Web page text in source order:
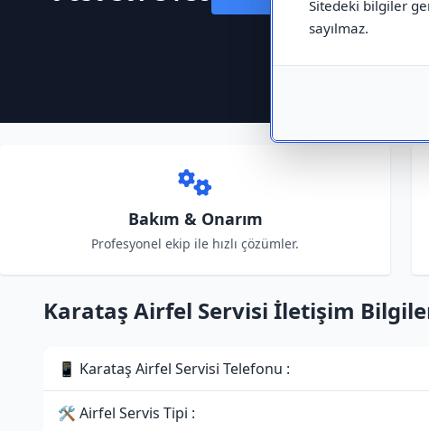
Sitedeki bilgiler
sayılmaz.
Bakım & Onarım
Profesyonel ekip ile hızlı çözümler.
Karataş Airfel Servisi İletişim
📱 Karataş Airfel Servisi Telefonu :
🛠 Airfel Servis Tipi :